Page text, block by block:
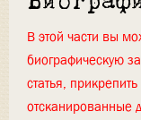
В этой части вы
биографическую
статья,
отсканированные